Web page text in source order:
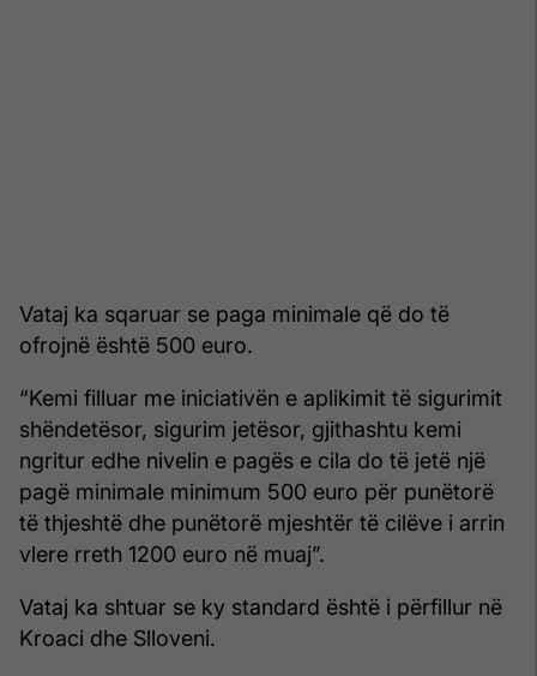
Vataj ka sqaruar se paga minimale që do të
ofrojnë është 500 euro.
“Kemi filluar me iniciativën e aplikimit të sigurimit
shëndetësor, sigurim jetësor, gjithashtu kemi
ngritur edhe nivelin e pagës e cila do të jetë një
pagë minimale minimum 500 euro për punëtorë
të thjeshtë dhe punëtorë mjeshtër të cilëve i arrin
vlere rreth 1200 euro në muaj”.
Vataj ka shtuar se ky standard është i përfillur në
Kroaci dhe Slloveni.